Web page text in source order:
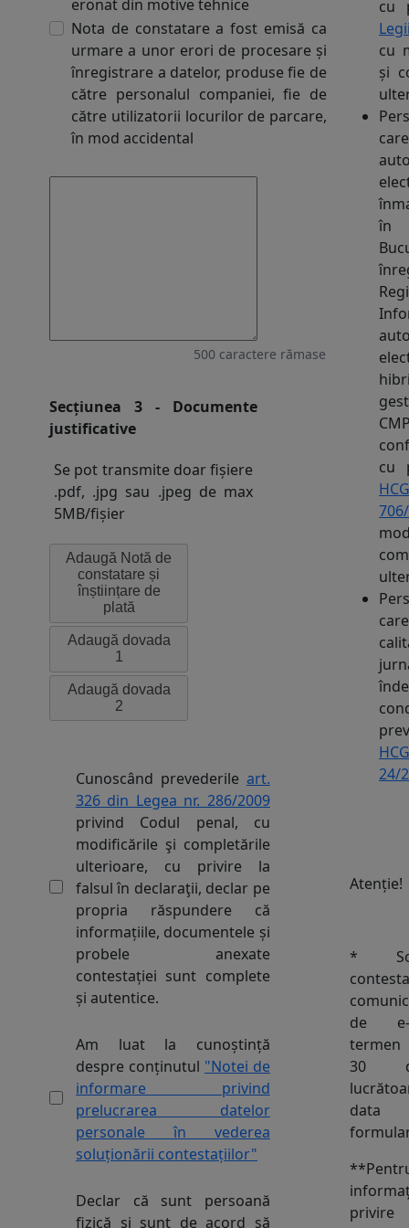
eronat din motive tehnice
Nota de constatare a fost emisă ca
urmare a unor erori de procesare și
înregistrare a datelor, produse fie de
către personalul companiei, fie de
către utilizatorii locurilor de parcare,
în mod accidental
500 caractere rămase
Secțiunea 3 - Documente
justificative
Se pot transmite doar fișiere
.pdf, .jpg sau .jpeg de max
5MB/fișier
Adaugă Notă de
constatare și
înștiințare de
plată
Adaugă dovada
1
Adaugă dovada
2
Cunoscând prevederile art.
326 din Legea nr. 286/2009
privind Codul penal, cu
modificările şi completările
ulterioare, cu privire la
falsul în declaraţii, declar pe
propria răspundere că
informațiile, documentele și
probele anexate
contestației sunt complete
și autentice.
Am luat la cunoștință
despre conținutul "Notei de
informare privind
prelucrarea datelor
personale în vederea
soluționării contestațiilor"
Declar că sunt persoană
fizică și sunt de acord să
cu
cu
și
în
cu
24/
Atenție!
*
de
termen
30
data